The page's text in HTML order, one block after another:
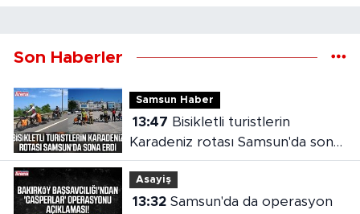
Son Haberler
Samsun Haber
13:47
Karadeniz rotası Samsun'da sona
erdi
Asayiş
13:32Samsun'da da operasyon